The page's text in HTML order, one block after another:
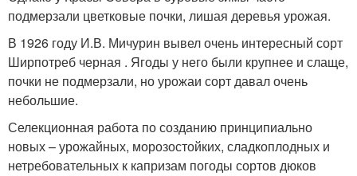
подмерзали цветковые почки, лишая деревья урожая.
В 1926 году И.В. Мичурин вывел очень интересный сорт
Ширпотреб черная . Ягоды у него были крупнее и слаще,
почки не подмерзали, но урожаи сорт давал очень
небольшие.
Селекционная работа по созданию принципиально
новых – урожайных, морозостойких, сладкоплодных и
нетребовательных к капризам погоды сортов дюков